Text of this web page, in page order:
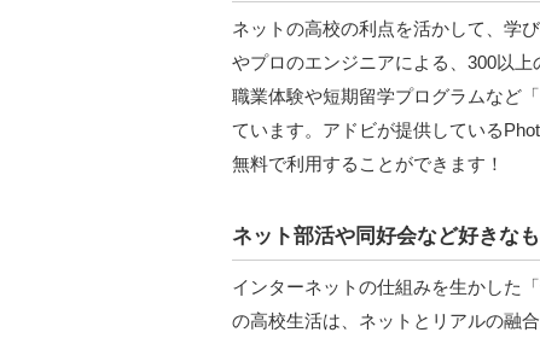
ネットの高校の利点を活かして、学
やプロのエンジニアによる、300以
職業体験や短期留学プログラムなど
ています。アドビが提供している
無料で利用することができます！
ネット部活や同好会など好きな
インターネットの仕組みを生かした
の高校生活は、ネットとリアルの融